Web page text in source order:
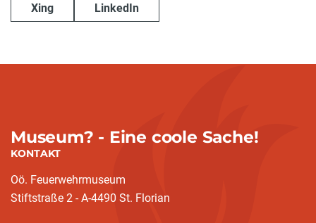
Xing LinkedIn
Museum? - Eine coole Sache!
KONTAKT
Oö. Feuerwehrmuseum
Stiftstraße 2 - A-4490 St. Florian